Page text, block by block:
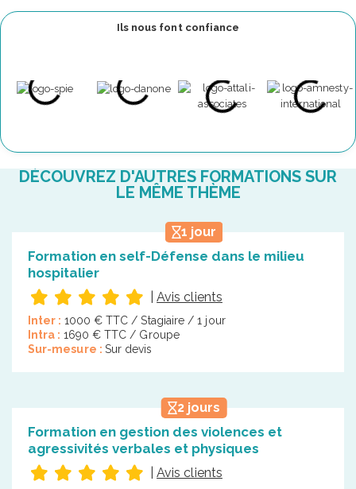
Ils nous font confiance
DÉCOUVREZ D'AUTRES FORMATIONS SUR
LE MÊME THÈME
1 jour
Formation en self-Défense dans le milieu
hospitalier
Avis clients
Inter : 1000 € TTC / Stagiaire / 1 jour
Intra : 1690 € TTC / Groupe
Sur-mesure : Sur devis
2 jours
Formation en gestion des violences et
agressivités verbales et physiques
Avis clients